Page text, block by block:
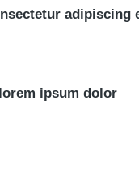
adipiscing
ipsum dolor